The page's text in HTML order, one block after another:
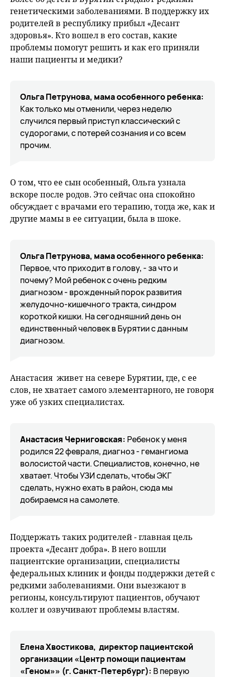
генетическими заболеваниями. В поддержку их
родителей в республику прибыл «Десант
здоровья». Кто вошел в его состав, какие
проблемы помогут решить и как его приняли
наши пациенты и медики?
Ольга Петрунова, мама особенного ребенка:
Как только мы отменили, через неделю
случился первый приступ классический с
судорогами, с потерей сознания и со всем
прочим.
О том, что ее сын особенный, Ольга узнала
вскоре после родов. Это сейчас она спокойно
обсуждает с врачами его терапию, тогда же, как и
другие мамы в ее ситуации, была в шоке.
Ольга Петрунова, мама особенного ребенка:
Первое, что приходит в голову, - за что и
почему? Мой ребенок с очень редким
диагнозом - врожденный порок развития
желудочно-кишечного тракта, синдром
короткой кишки. На сегодняшний день он
единственный человек в Бурятии с данным
диагнозом.
Анастасия живет на севере Бурятии, где, с ее
слов, не хватает самого элементарного, не говоря
уже об узких специалистах.
Анастасия Черниговская: Ребенок у меня
родился 22 февраля, диагноз - гемангиома
волосистой части. Специалистов, конечно, не
хватает. Чтобы УЗИ сделать, чтобы ЭКГ
сделать, нужно ехать в район, сюда мы
добираемся на самолете.
Поддержать таких родителей - главная цель
проекта «Десант добра». В него вошли
пациентские организации, специалисты
федеральных клиник и фонды поддержки детей с
редкими заболеваниями. Они выезжают в
регионы, консультируют пациентов, обучают
коллег и озвучивают проблемы властям.
Елена Хвостикова, директор пациентской
организации «Центр помощи пациентам
«Геном»» (г. Санкт-Петербург): В первую